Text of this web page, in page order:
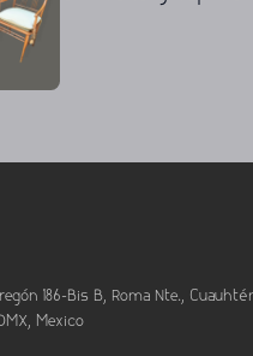
186-Bis B, Roma Nte.,
Mexico